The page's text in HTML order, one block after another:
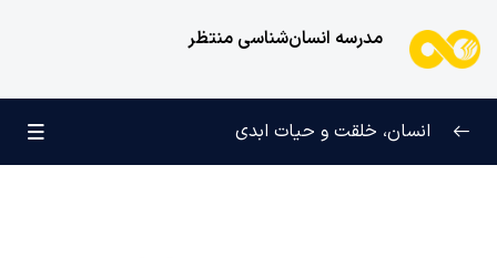
مدرسه انسان‌شناسی منتظر
انسان، خلقت و حیات ابدی